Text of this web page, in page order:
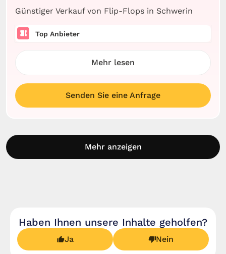
Günstiger Verkauf von Flip-Flops in Schwerin
Top Anbieter
Mehr lesen
Senden Sie eine Anfrage
Mehr anzeigen
Haben Ihnen unsere Inhalte geholfen?
Ja Nein